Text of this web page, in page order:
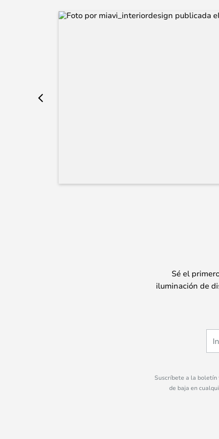
Sé el
iluminación de
Suscríbete a la boletín
de baja en